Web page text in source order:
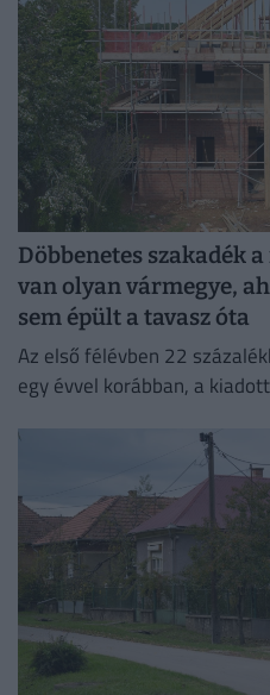
Döbbenetes szakadék
van olyan vármegye,
sem épült a tavasz óta
Az első félévben 22
egy évvel korábban, a